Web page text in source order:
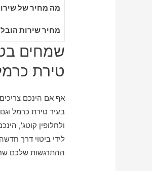
מה מחיר של שירות הובלות
מחיר שירות הובלות דירה 6 חדרים או
שמחים
טירת
אף אם הינכם
בעיר טירת כרמל
ולחלופין קוטג',
לידי ביטוי דרך
ההתרגשות שלכם